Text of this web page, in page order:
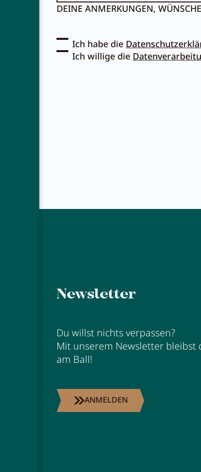
DEINE ANMERKUNGEN,
Ich habe die
Ich willige die
Newsletter
Du willst nichts verpassen?
Mit unserem Newsletter bleibst
am Ball!
ANMELDEN